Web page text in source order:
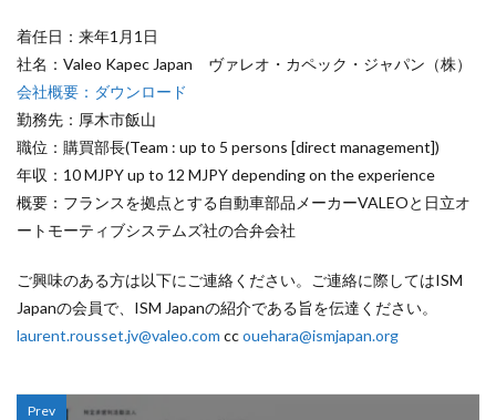
着任日：来年1月1日
社名：Valeo Kapec Japan ヴァレオ・カペック・ジャパン（株）
会社概要：ダウンロード
勤務先：厚木市飯山
職位：購買部長(Team : up to 5 persons [direct management])
年収：10 MJPY up to 12 MJPY depending on the experience
概要：フランスを拠点とする自動車部品メーカーVALEOと日立オ
ートモーティブシステムズ社の合弁会社
ご興味のある方は以下にご連絡ください。ご連絡に際してはISM
Japanの会員で、ISM Japanの紹介である旨を伝達ください。
laurent.rousset.jv@valeo.com ccouehara@ismjapan.org
Prev